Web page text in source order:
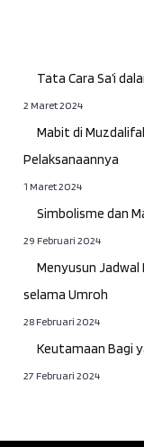
Tata Cara Sa’i
2 Maret 2024
Mabit di
Pelaksanaannya
1 Maret 2024
Simbolisme dan
29 Februari 2024
Menyusun
selama Umroh
28 Februari 2024
Keutamaan Bagi
27 Februari 2024